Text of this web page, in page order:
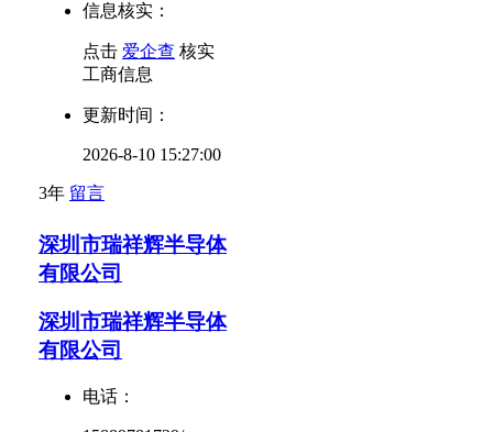
信息核实：
点击 爱企查 核实
工商信息
更新时间：
2026-8-10 15:27:00
3年 留言
深圳市瑞祥辉半导体
有限公司
深圳市瑞祥辉半导体
有限公司
电话：